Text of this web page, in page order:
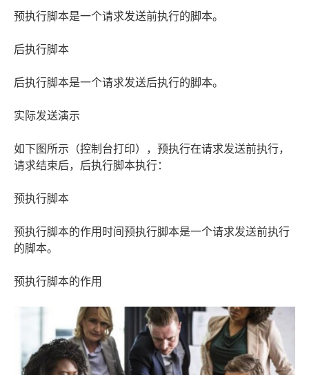
预执行脚本是一个请求发送前执行的脚本。
后执行脚本
后执行脚本是一个请求发送后执行的脚本。
实际发送演示
如下图所示（控制台打印），预执行在请求发送前执行，
请求结束后，后执行脚本执行：
预执行脚本
预执行脚本的作用时间预执行脚本是一个请求发送前执行
的脚本。
预执行脚本的作用